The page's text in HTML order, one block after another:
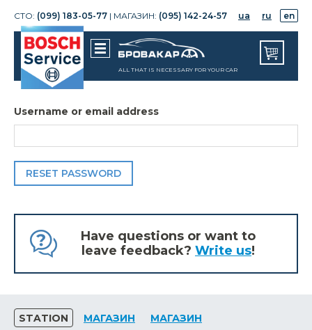
СТО: (099) 183-05-77 | МАГАЗИН: (095) 142-24-57 ua ru en
ALL THAT IS NECESSARY FOR YOUR CAR
Username or email address
Have questions or want to
leave feedback? Write us!
STATION МАГАЗИН МАГАЗИН